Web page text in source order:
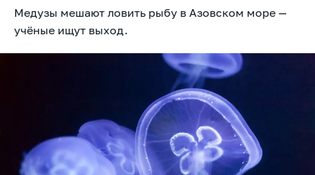
Медузы мешают ловить рыбу в Азовском море —
учёные ищут выход.